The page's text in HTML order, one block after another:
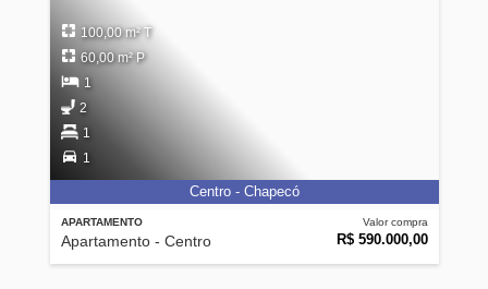
APARTAMENTO
Apartamento - Centro
Valor compra
R$ 590.000,00
100,00 m² T
60,00 m² P
1
2
1
1
Centro - Chapecó